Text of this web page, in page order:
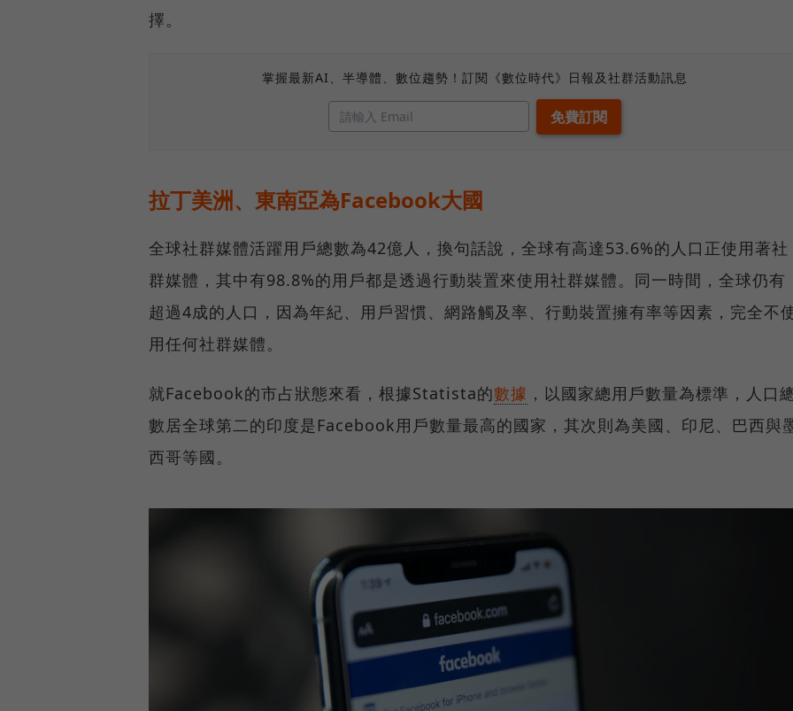
擇。
掌握最新AI、半導體、數位趨勢！訂閱《數位時代》日報及社群活動訊息
拉丁美洲、東南亞為Facebook大國
全球社群媒體活躍用戶總數為42億人，換句話說，全球有高達53.6%的人口正使用著社
群媒體，其中有98.8%的用戶都是透過行動裝置來使用社群媒體。同一時間，全球仍有
超過4成的人口，因為年紀、用戶習慣、網路觸及率、行動裝置擁有率等因素，完全不
用任何社群媒體。
就Facebook的市占狀態來看，根據Statista的數據 ，以國家總用戶數量為標準，人口
數居全球第二的印度是Facebook用戶數量最高的國家，其次則為美國、印尼、巴西與
西哥等國。